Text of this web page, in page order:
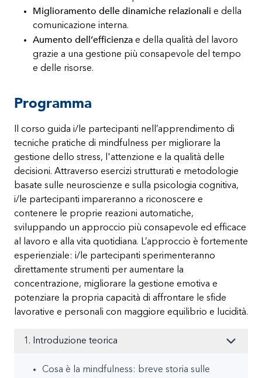
Miglioramento delle dinamiche relazionali e della
comunicazione interna.
Aumento dell’efficienza e della qualità del lavoro
grazie a una gestione più consapevole del tempo
e delle risorse.
Programma
Il corso guida i/le partecipanti nell’apprendimento di
tecniche pratiche di mindfulness per migliorare la
gestione dello stress, l'attenzione e la qualità delle
decisioni. Attraverso esercizi strutturati e metodologie
basate sulle neuroscienze e sulla psicologia cognitiva,
i/le partecipanti impareranno a riconoscere e
contenere le proprie reazioni automatiche,
sviluppando un approccio più consapevole ed efficace
al lavoro e alla vita quotidiana. L’approccio è fortemente
esperienziale: i/le partecipanti sperimenteranno
direttamente strumenti per aumentare la
concentrazione, migliorare la gestione emotiva e
potenziare la propria capacità di affrontare le sfide
lavorative e personali con maggiore equilibrio e lucidità.
1. Introduzione teorica
Cosa è la mindfulness: breve storia sulle